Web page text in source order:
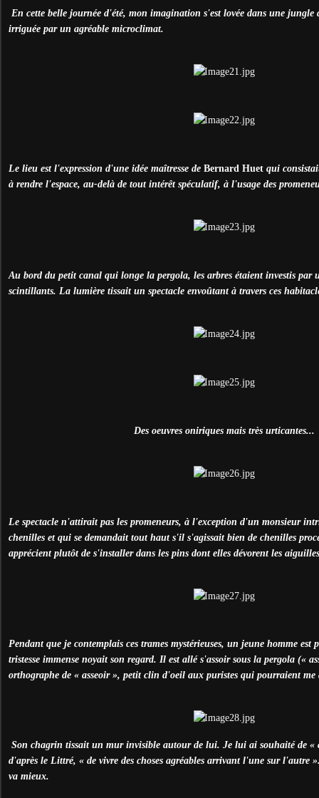
En cette belle journée d'été, mon imagination s'est lovée dans une jungle
irriguée par un agréable microclimat.
Le lieu est l'expression d'une idée maîtresse de Bernard Huet qui
à rendre l'espace, au-delà de tout intérêt spéculatif, à l'usage des
Au bord du petit canal qui longe la pergola, les arbres étaient investis par
scintillants. La lumière tissait un spectacle envoûtant à travers ces
Des oeuvres oniriques mais très urticantes...
Le spectacle n'attirait pas les promeneurs, à l'exception d'un monsieur
chenilles et qui se demandait tout haut s'il s'agissait bien de chenilles
apprécient plutôt de s'installer dans les pins dont elles dévorent les
Pendant que je contemplais ces trames mystérieuses, un jeune homme est
tristesse immense noyait son regard. Il est allé s'assoir sous la pergola («
orthographe de « asseoir », petit clin d'oeil aux puristes qui pourraient
Son chagrin tissait un mur invisible autour de lui. Je lui ai souhaité de «
d'après le Littré, « de vivre des choses agréables arrivant l'une sur l'autre
va mieux.